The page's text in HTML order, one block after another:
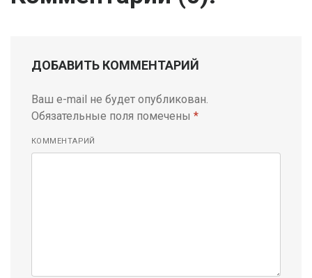
ДОБАВИТЬ КОММЕНТАРИЙ
Ваш e-mail не будет опубликован.
Обязательные поля помечены *
КОММЕНТАРИЙ